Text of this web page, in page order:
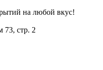
на любой вкус!
73, стр. 2